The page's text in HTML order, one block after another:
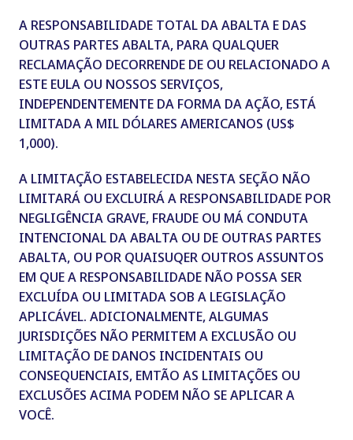
A RESPONSABILIDADE TOTAL DA ABALTA E DAS
OUTRAS PARTES ABALTA, PARA QUALQUER
RECLAMAÇÃO DECORRENDE DE OU RELACIONADO A
ESTE EULA OU NOSSOS SERVIÇOS,
INDEPENDENTEMENTE DA FORMA DA AÇÃO, ESTÁ
LIMITADA A MIL DÓLARES AMERICANOS (US$
1,000).
A LIMITAÇÃO ESTABELECIDA NESTA SEÇÃO NÃO
LIMITARÁ OU EXCLUIRÁ A RESPONSABILIDADE POR
NEGLIGÊNCIA GRAVE, FRAUDE OU MÁ CONDUTA
INTENCIONAL DA ABALTA OU DE OUTRAS PARTES
ABALTA, OU POR QUAISUQER OUTROS ASSUNTOS
EM QUE A RESPONSABILIDADE NÃO POSSA SER
EXCLUÍDA OU LIMITADA SOB A LEGISLAÇÃO
APLICÁVEL. ADICIONALMENTE, ALGUMAS
JURISDIÇÕES NÃO PERMITEM A EXCLUSÃO OU
LIMITAÇÃO DE DANOS INCIDENTAIS OU
CONSEQUENCIAIS, EMTÃO AS LIMITAÇÕES OU
EXCLUSÕES ACIMA PODEM NÃO SE APLICAR A
VOCÊ.